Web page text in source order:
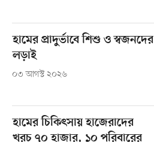
হামের প্রাদুর্ভাবে শিশু ও স্বজনদের
লড়াই
০৩ আগস্ট ২০২৬
হামের চিকিৎসায় হাজেরাদের
খরচ ৭০ হাজার, ১০ পরিবারের